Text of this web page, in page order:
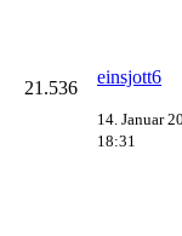
21.536
einsjott6
14. Januar
18:31